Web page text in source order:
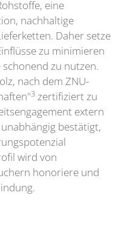
eine
nachhaltige
Daher setze
zu minimieren
zu nutzen.
nach dem ZNU-
3 zertifiziert zu
extern
bestätigt,
wird von
honoriere und